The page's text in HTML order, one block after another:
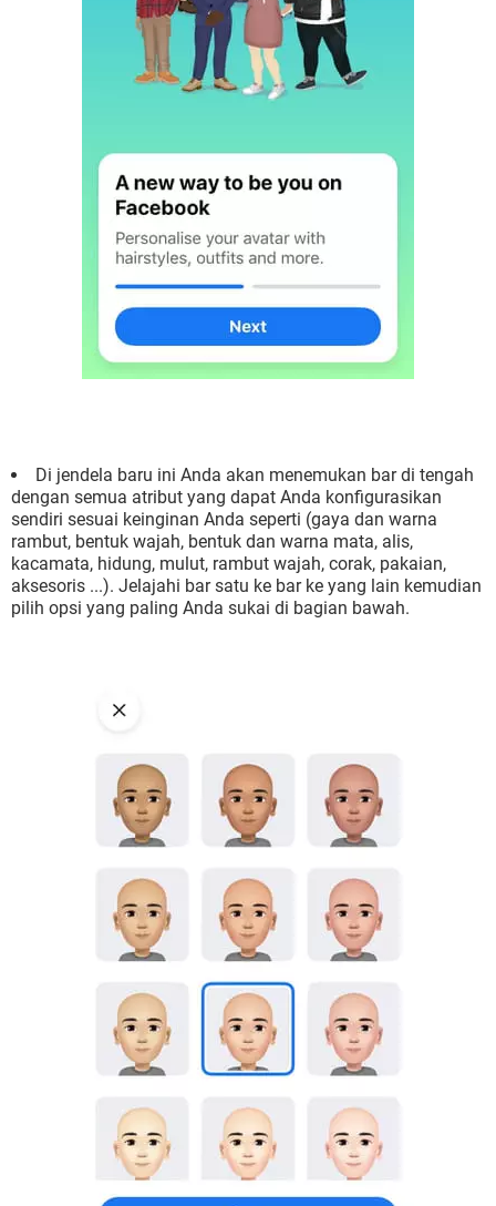
Di jendela baru ini Anda akan menemukan bar di tengah
dengan semua atribut yang dapat Anda konfigurasikan
sendiri sesuai keinginan Anda seperti (gaya dan warna
rambut, bentuk wajah, bentuk dan warna mata, alis,
kacamata, hidung, mulut, rambut wajah, corak, pakaian,
aksesoris ...). Jelajahi bar satu ke bar ke yang lain kemudian
pilih opsi yang paling Anda sukai di bagian bawah.